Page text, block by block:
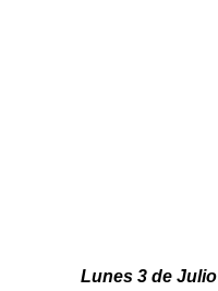
Lunes 3 de Julio